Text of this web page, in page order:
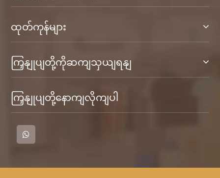
ထုတ်ကုန်များ
ကြှနျုပျတို့ကိုဆကျသှယျရနျ
ကြှနျုပျတို့နောကျလိုကျပါ